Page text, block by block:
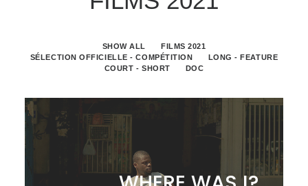
SHOW ALL
FILMS 2021
SÉLECTION OFFICIELLE - COMPÉTITION
LONG - FEATURE
COURT - SHORT
DOC